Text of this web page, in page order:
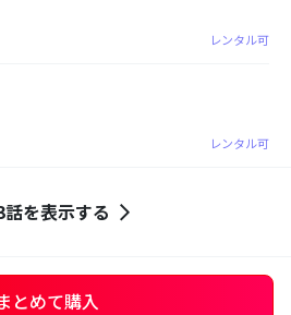
レンタル可
レンタル可
を表示する
とめて購入